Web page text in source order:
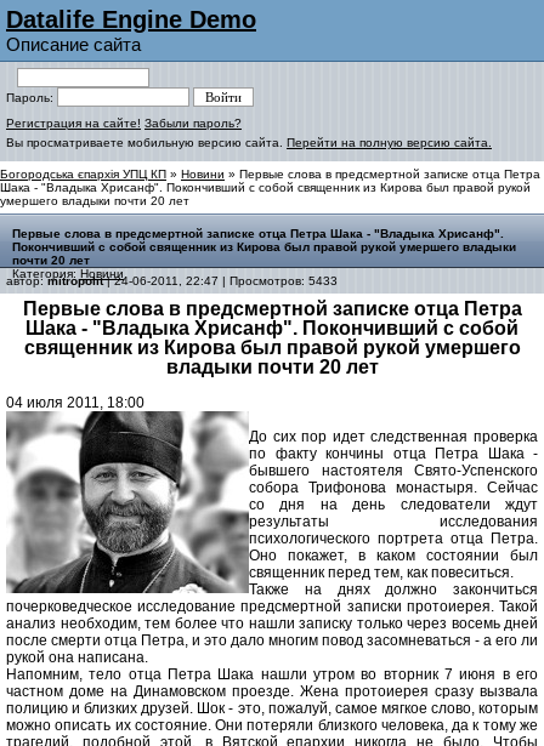
Datalife Engine Demo
Описание сайта
Пароль:
Регистрация на сайте! Забыли пароль?
Вы просматриваете мобильную версию сайта. Перейти на полную версию сайта.
Богородська єпархія УПЦ КП » Новини » Первые слова в предсмертной записке отца Петра
Шака - "Владыка Хрисанф". Покончивший с собой священник из Кирова был правой рукой
умершего владыки почти 20 лет
Первые слова в предсмертной записке отца Петра Шака - "Владыка Хрисанф".
Покончивший с собой священник из Кирова был правой рукой умершего владыки
почти 20 лет
Категория: Новини
автор:mitropolit| 24-06-2011, 22:47 | Просмотров: 5433
Первые слова в предсмертной записке отца Петра
Шака - "Владыка Хрисанф". Покончивший с собой
священник из Кирова был правой рукой умершего
владыки почти 20 лет
04 июля 2011, 18:00
До сих пор идет следственная проверка
по факту кончины отца Петра Шака -
бывшего настоятеля Свято-Успенского
собора Трифонова монастыря. Сейчас
со дня на день следователи ждут
результаты исследования
психологического портрета отца Петра.
Оно покажет, в каком состоянии был
священник перед тем, как повеситься.
Также на днях должно закончиться
почерковедческое исследование предсмертной записки протоиерея. Такой
анализ необходим, тем более что нашли записку только через восемь дней
после смерти отца Петра, и это дало многим повод засомневаться - а его ли
рукой она написана.
Напомним, тело отца Петра Шака нашли утром во вторник 7 июня в его
частном доме на Динамовском проезде. Жена протоиерея сразу вызвала
полицию и близких друзей. Шок - это, пожалуй, самое мягкое слово, которым
можно описать их состояние. Они потеряли близкого человека, да к тому же
трагедий, подобной этой, в Вятской епархии никогда не было. Чтобы